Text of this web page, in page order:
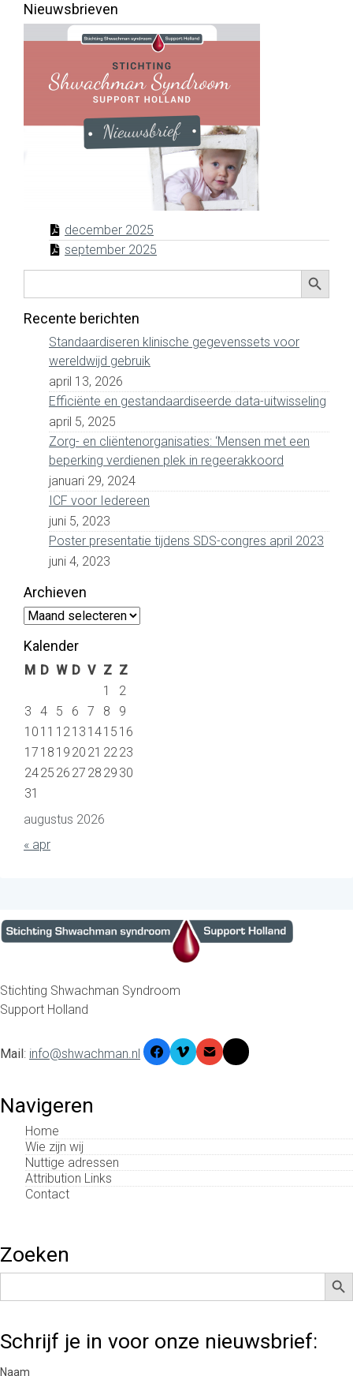
Nieuwsbrieven
december 2025
september 2025
Zoek
Recente berichten
Standaardiseren klinische gegevenssets voor
wereldwijd gebruik
april 13, 2026
Efficiënte en gestandaardiseerde data-uitwisseling
april 5, 2025
Zorg- en cliëntenorganisaties: ‘Mensen met een
beperking verdienen plek in regeerakkoord
januari 29, 2024
ICF voor Iedereen
juni 5, 2023
Poster presentatie tijdens SDS-congres april 2023
juni 4, 2023
Archieven
Archieven
Kalender
augustus 2026
M D W D V Z Z
1
2
3
4 5 6 7 8
9
10 11 1213 1415 16
17 18 19 20 21 2223
2425 26 27 28 29 30
31
« apr
Stichting Shwachman Syndroom
Support Holland
Mail: info@shwachman.nl
Navigeren
Home
Wie zijn wij
Nuttige adressen
Attribution Links
Contact
Zoeken
Zoek
Schrijf je in voor onze nieuwsbrief:
Naam